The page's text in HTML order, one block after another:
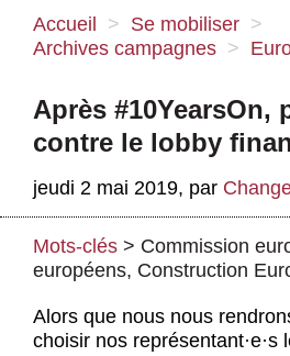
Attac ?
Nos idées
Se mobiliser
Publications
Agenda
Actus et médias
Boutique
Accueil > Se mobiliser >
Archives campagnes >
Après #10YearsOn,
contre le lobby
jeudi 2 mai 2019, par
Mots-clés > Commission
européens, Construction
Alors que nous nous
choisir nos représentant·e·s